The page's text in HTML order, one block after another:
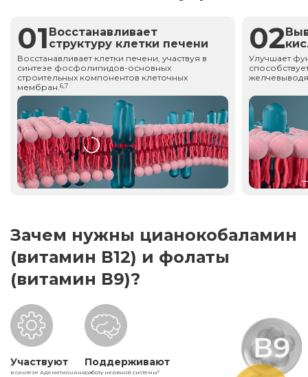
01 Восстанавливает
структуру клетки печени
Восстанавливает клетки печени, участвуя в
синтезе фосфолипидов-основных
строительных компонентов клеточных
мембран.6,7
02
Улучшает
Зачем нужны цианокобаламин
(витамин В12) и фолаты
(витамин В9)?
Участвуют
в синтезе Адеметионина
Поддерживают
работу нервной системы5